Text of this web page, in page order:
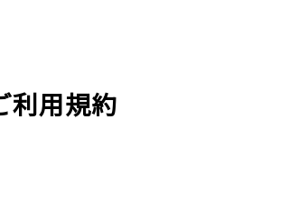
利用規約